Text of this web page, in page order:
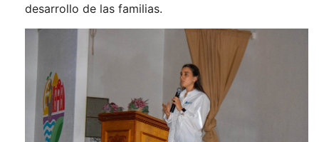
desarrollo de las familias.